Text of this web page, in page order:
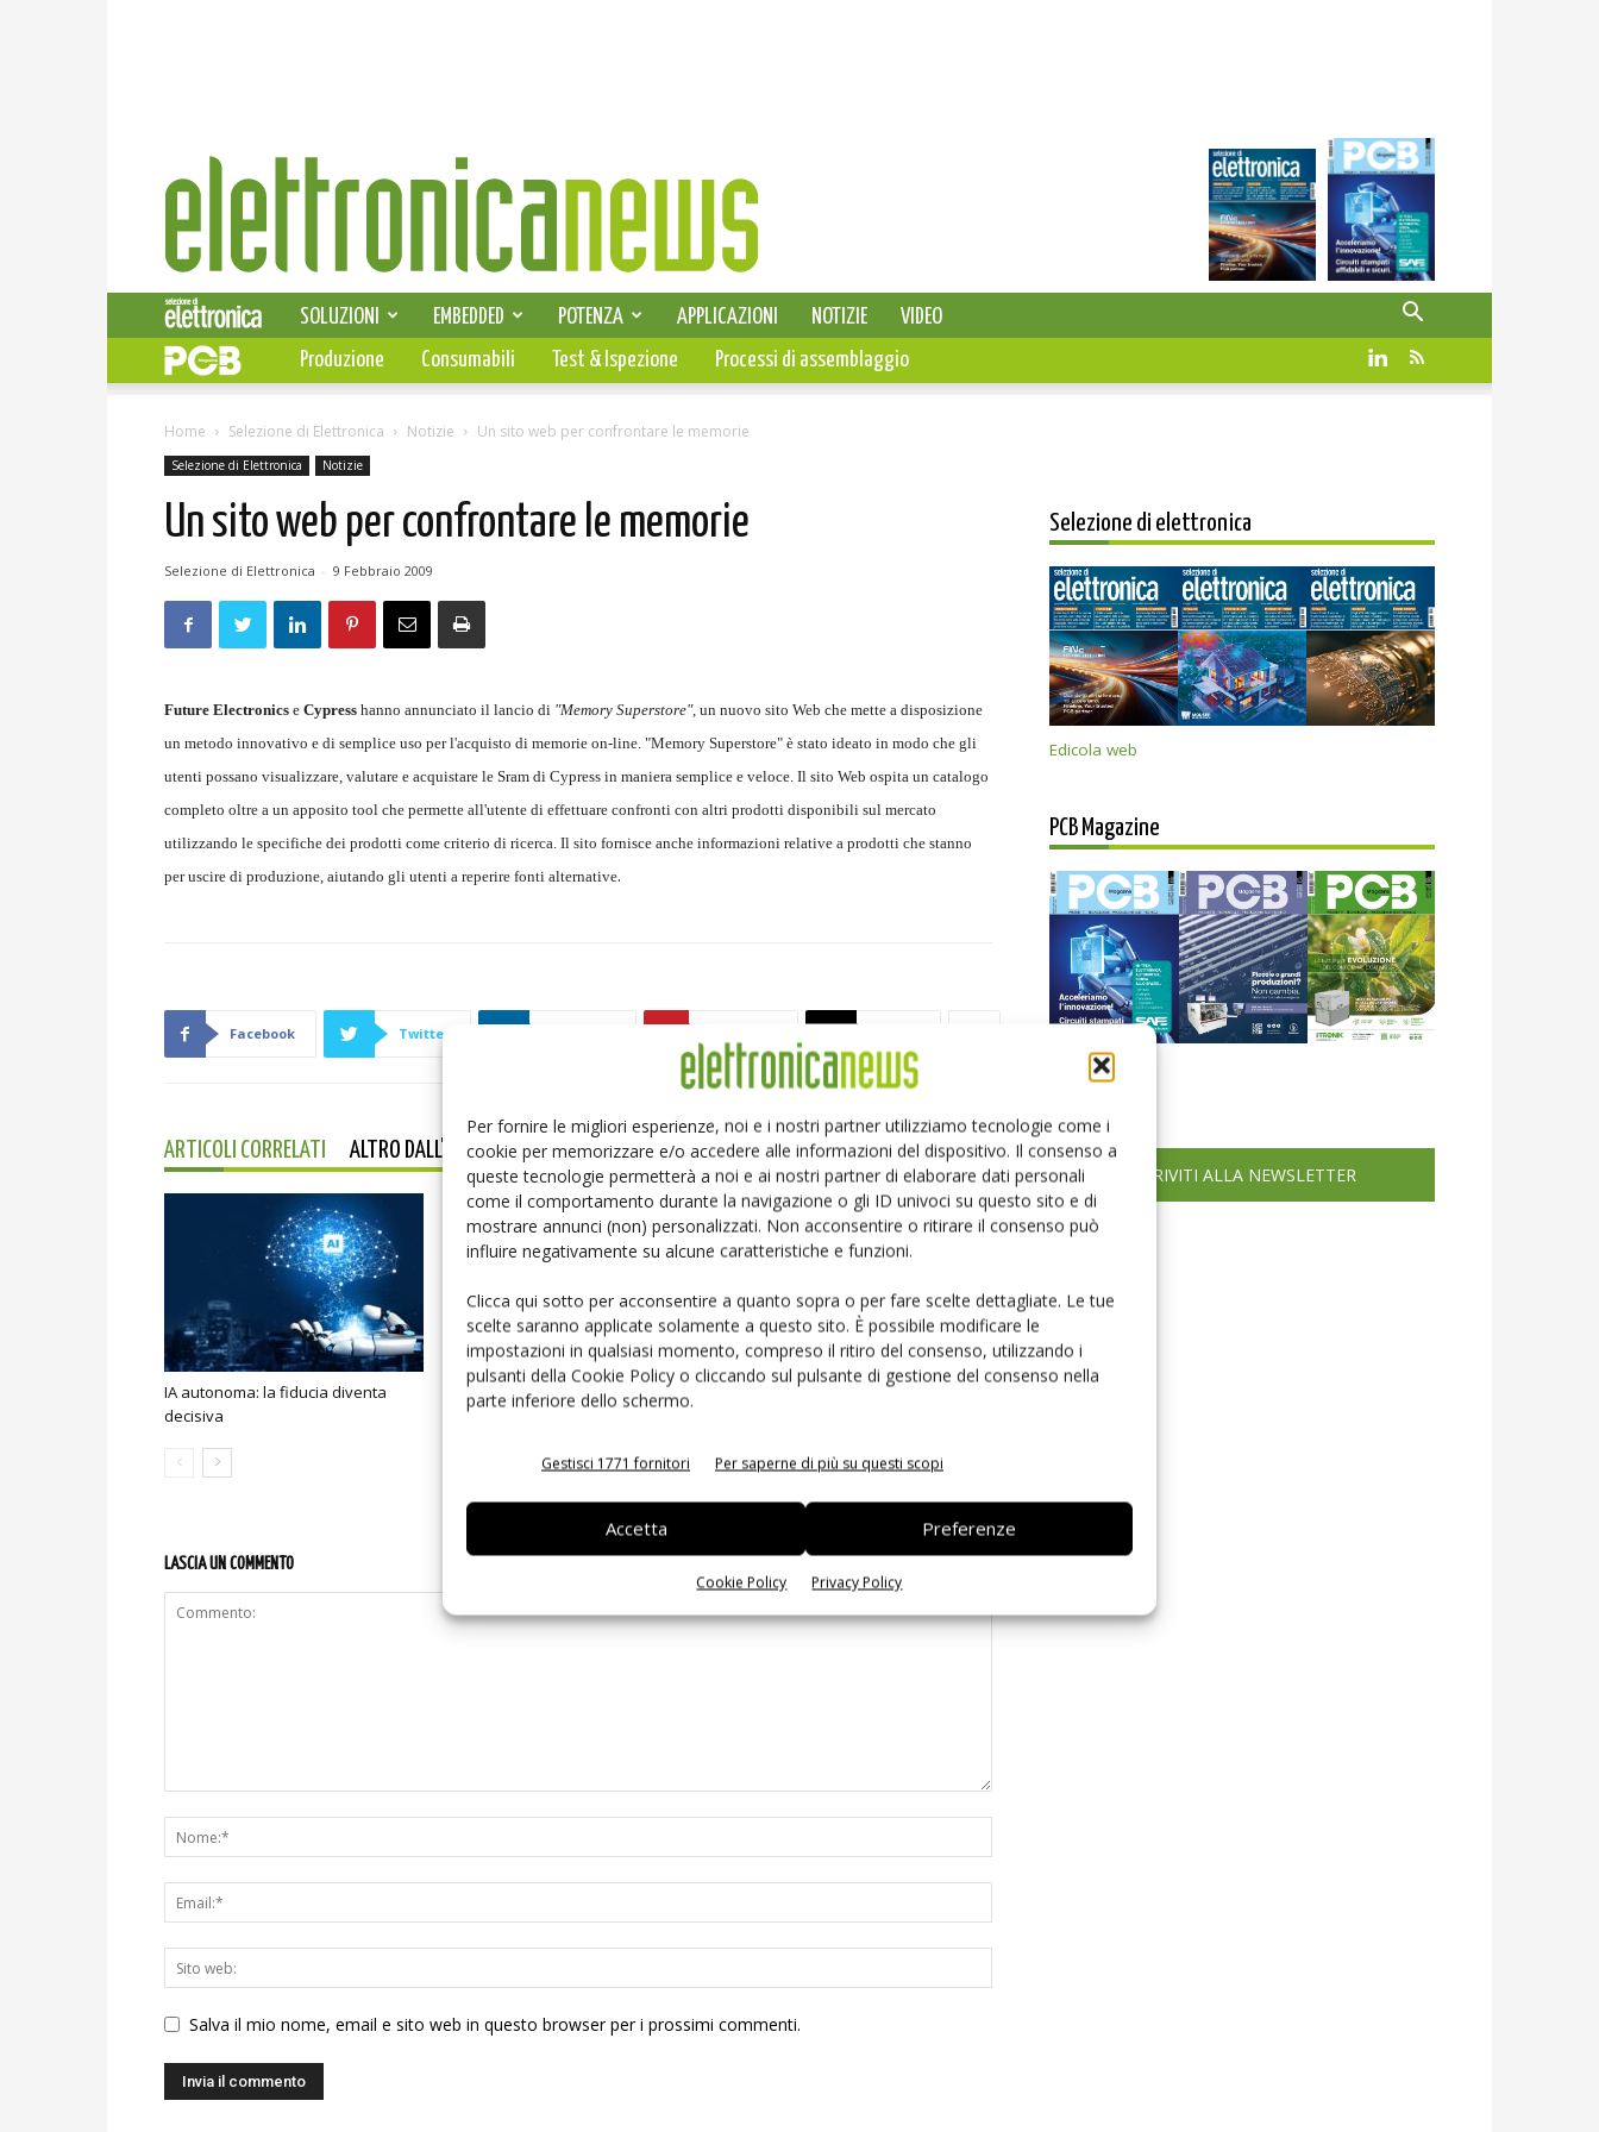
Per fornire le migliori esperienze, noi e i nostri partner utilizziamo tecnologie come i
cookie per memorizzare e/o accedere alle informazioni del dispositivo. Il consenso a
queste tecnologie permetterà a noi e ai nostri partner di elaborare dati personali
come il comportamento durante la navigazione o gli ID univoci su questo sito e di
mostrare annunci (non) personalizzati. Non acconsentire o ritirare il consenso può
influire negativamente su alcune caratteristiche e funzioni.
Clicca qui sotto per acconsentire a quanto sopra o per fare scelte dettagliate. Le tue
scelte saranno applicate solamente a questo sito. È possibile modificare le
impostazioni in qualsiasi momento, compreso il ritiro del consenso, utilizzando i
pulsanti della Cookie Policy o cliccando sul pulsante di gestione del consenso nella
parte inferiore dello schermo.
Gestisci 1771 fornitori Per saperne di più su questi scopi
Accetta Preferenze
Cookie Policy Privacy Policy
Elettronica
News
SELEZIONE DI ELETTRONICA
SOLUZIONI EMBEDDED POTENZA APPLICAZIONI NOTIZIE
VIDEO
PCB
Produzione Consumabili Test & Ispezione Processi di assemblaggio
Home Selezione di Elettronica Notizie Un sito web per confrontare le memorie
Selezione di Elettronica Notizie
Un sito web per confrontare le memorie
Selezione di Elettronica - 9 Febbraio 2009
Future Electronics e Cypress hanno annunciato il lancio di "Memory Superstore", un nuovo sito Web che mette a disposizione
un metodo innovativo e di semplice uso per l'acquisto di memorie on-line. "Memory Superstore" è stato ideato in modo che gli
utenti possano visualizzare, valutare e acquistare le Sram di Cypress in maniera semplice e veloce. Il sito Web ospita un catalogo
completo oltre a un apposito tool che permette all'utente di effettuare confronti con altri prodotti disponibili sul mercato
utilizzando le specifiche dei prodotti come criterio di ricerca. Il sito fornisce anche informazioni relative a prodotti che stanno
per uscire di produzione, aiutando gli utenti a reperire fonti alternative.
Facebook Twitter
ARTICOLI CORRELATI ALTRO DALL'AUTORE
IA autonoma: la fiducia diventa
decisiva
Smart home: la sfida passa da
sicurezza e interoperabilità
Siemens e NVIDIA insieme sull’IA
LASCIA UN COMMENTO
Salva il mio nome, email e sito web in questo browser per i prossimi commenti.
Selezione di elettronica
Edicola web
PCB Magazine
Edicola web
ISCRIVITI ALLA NEWSLETTER